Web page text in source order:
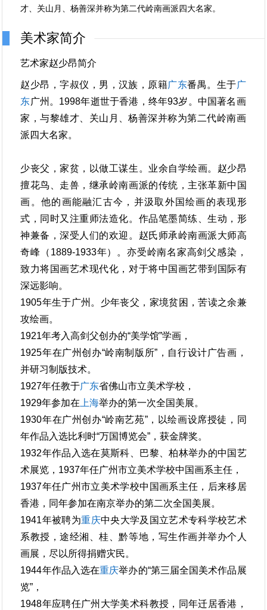
才、关山月、杨善深并称为第二代岭南画派四大名家。
美术家简介
艺术家赵少昂简介
赵少昂，字叔仪，男，汉族，原籍广东番禺。生于广
东广州。1998年逝世于香港，终年93岁。中国著名画
家，与黎雄才、关山月、杨善深并称为第二代岭南画
派四大名家。
少丧父，家贫，以做工谋生。业余自学绘画。赵少昂
擅花鸟、走兽，继承岭南画派的传统，主张革新中国
画。他的画能融汇古今，并汲取外国绘画的表现形
式，同时又注重师法造化。作品笔墨简练、生动，形
神兼备，深受人们的欢迎。赵氏师承岭南画派大师高
奇峰（1889-1933年）。亦受岭南名家高剑父感染，
致力将国画艺术现代化，对于将中国画艺带到国际有
深远影响。
1905年生于广州。少年丧父，家境贫困，苦读之余兼
攻绘画。
1921年考入高剑父创办的“美学馆”学画，
1925年在广州创办“岭南制版所”，自行设计广告画，
并研习制版技术。
1927年任教于广东省佛山市立美术学校，
1929年参加在 上海举办的第一次全国美展。
1930年在广州创办“岭南艺苑”，以绘画设席授徒，同
年作品入选比利时“万国博览会”，获金牌奖。
1932年作品入选在莫斯科、巴黎、柏林举办的中国艺
术展览，1937年任广州市立美术学校中国画系主任，
1937年任广州市立美术学校中国画系主任，后来移居
香港，同年参加在南京举办的第二次全国美展。
1941年被聘为重庆中央大学及国立艺术专科学校艺术
系教授，途经湘、桂、黔等地，写生作画并举办个人
画展，尽以所得捐赠灾民。
1944年作品入选在重庆举办的“第三届全国美术作品展
览”，
1948年应聘任广州大学美术科教授，同年迁居香港，